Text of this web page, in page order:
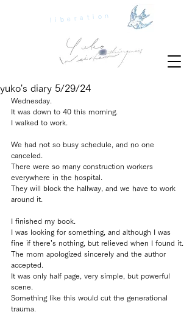
liberation
yuko's diary 5/29/24
Wednesday.
It was down to 40 this morning.
I walked to work.
We had not so busy schedule, and no one
canceled.
There were so many construction workers
everywhere in the hospital.
They will block the hallway, and we have to work
around it.
I finished my book.
I was looking for something, and although I was
fine if there’s nothing, but relieved when I found it.
The mom apologized sincerely and the author
accepted.
It was only half page, very simple, but powerful
scene.
Something like this would cut the generational
trauma.